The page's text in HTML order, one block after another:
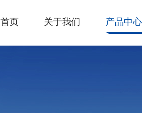
首页 关于我们 产品中心